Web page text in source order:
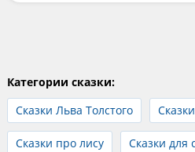
Категории сказки:
Сказки Льва Толстого
Сказки про лису Сказки для